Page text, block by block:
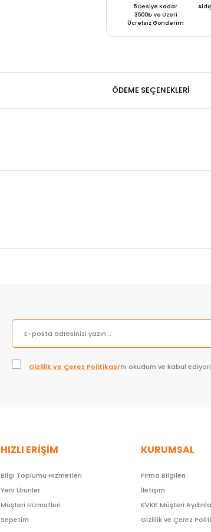
5 Desiye Kadar
3500₺ ve Üzeri
Ücretsiz Gönderim
ÖDEME SEÇENEKLERI
Gizlilik ve Çerez Politikası’nı okudum ve kabul
HIZLI ERİŞİM
Bilgi Toplumu Hizmetleri
Yeni Ürünler
Müşteri Hizmetleri
Sepetim
KURUMSAL
Firma Bilgileri
İletişim
KVKK Müşteri
Gizlilik ve Çerez